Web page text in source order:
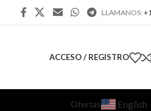
LLAMANOS:
ACCESO / REGISTRO
Ofertas English